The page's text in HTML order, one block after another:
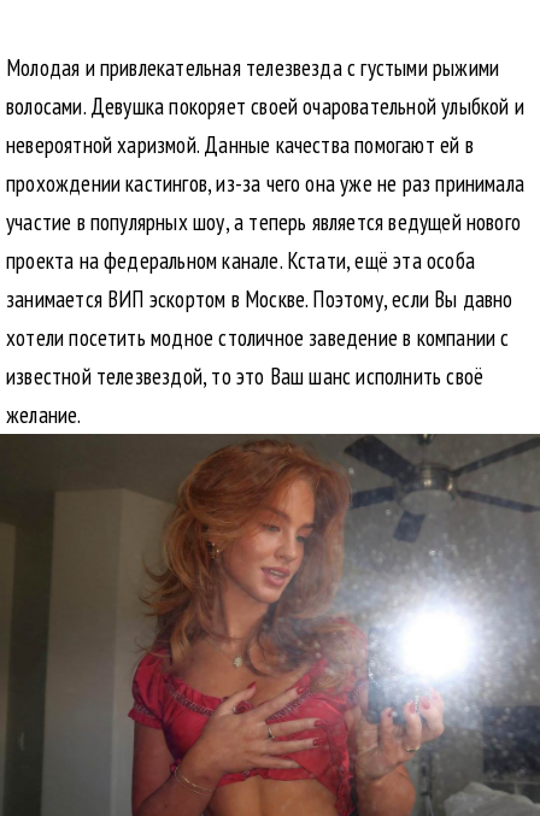
Молодая и привлекательная телезвезда с густыми рыжими
волосами. Девушка покоряет своей очаровательной улыбкой и
невероятной харизмой. Данные качества помогают ей в
прохождении кастингов, из-за чего она уже не раз принимала
участие в популярных шоу, а теперь является ведущей нового
проекта на федеральном канале. Кстати, ещё эта особа
занимается ВИП эскортом в Москве. Поэтому, если Вы давно
хотели посетить модное столичное заведение в компании с
известной телезвездой, то это Ваш шанс исполнить своё
желание.